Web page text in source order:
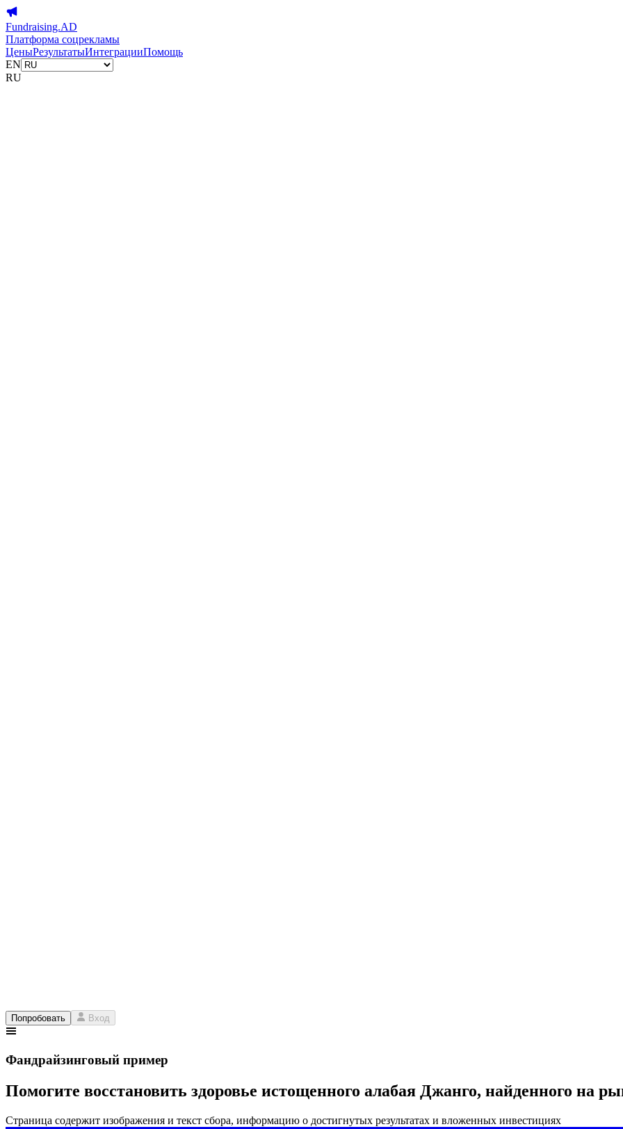
Fundraising.AD
Платформа соцрекламы
ЦеныРезультатыИнтеграцииПомощь
EN
RU
Попробовать Вход
Фандрайзинговый пример
Помогите восстановить здоровье истощенного алабая Джанго, найденного на
Страница содержит изображения и текст сбора, информацию о достигнутых результатах и вложенных инвестициях